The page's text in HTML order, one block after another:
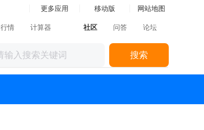
更多应用 移动版 网站地图
行情 计算器 社区 问答 论坛
搜索